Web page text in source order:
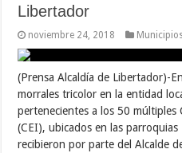
Libertador
noviembre 24, 2018
(Prensa Alcaldía de Libertador)-
morrales tricolor en la entidad
pertenecientes a los 50 múltiples
(CEI), ubicados en las
recibieron por parte del Alcalde